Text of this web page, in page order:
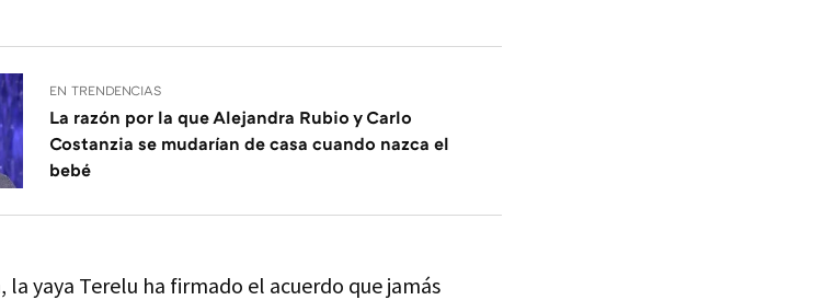
EN TRENDENCIAS
La razón por la que Alejandra Rubio y Carlo
Costanzia se mudarían de casa cuando nazca el
bebé
la yaya Terelu ha firmado el acuerdo que jamás